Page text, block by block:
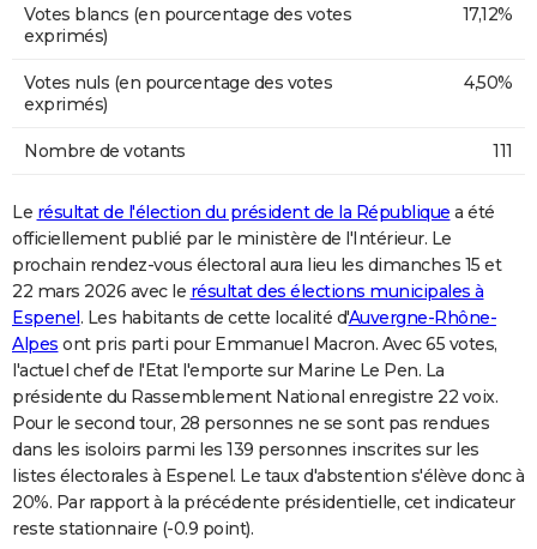
Votes blancs (en pourcentage des votes
exprimés)
17,12%
Votes nuls (en pourcentage des votes
exprimés)
4,50%
Nombre de votants 111
Le résultat de l'élection du président de la République a été
officiellement publié par le ministère de l'Intérieur. Le
prochain rendez-vous électoral aura lieu les dimanches 15 et
22 mars 2026 avec le résultat des élections municipales à
Espenel. Les habitants de cette localité d'Auvergne-Rhône-
Alpes ont pris parti pour Emmanuel Macron. Avec 65 votes,
l'actuel chef de l'Etat l'emporte sur Marine Le Pen. La
présidente du Rassemblement National enregistre 22 voix.
Pour le second tour, 28 personnes ne se sont pas rendues
dans les isoloirs parmi les 139 personnes inscrites sur les
listes électorales à Espenel. Le taux d'abstention s'élève donc à
20%. Par rapport à la précédente présidentielle, cet indicateur
reste stationnaire (-0.9 point).